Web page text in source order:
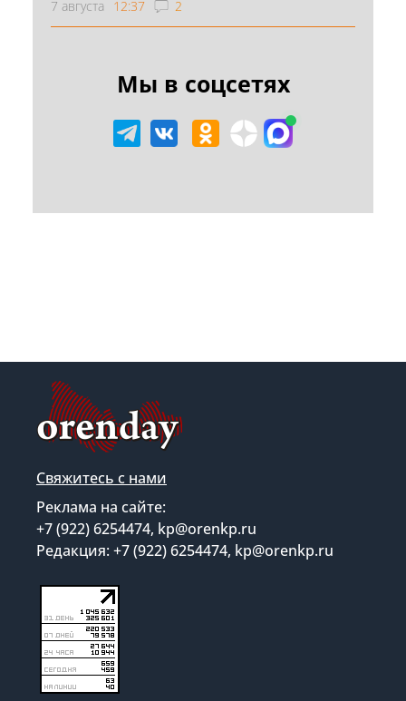
7 августа 12:37 2
Мы в соцсетях
Свяжитесь с нами
Реклама на сайте:
+7 (922) 6254474, kp@orenkp.ru
Редакция: +7 (922) 6254474, kp@orenkp.ru